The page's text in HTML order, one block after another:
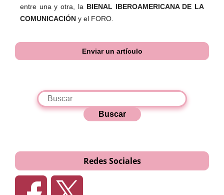
entre una y otra, la BIENAL IBEROAMERICANA DE LA
COMUNICACIÓNy el FORO.
Enviar un artículo
Buscar
Redes Sociales